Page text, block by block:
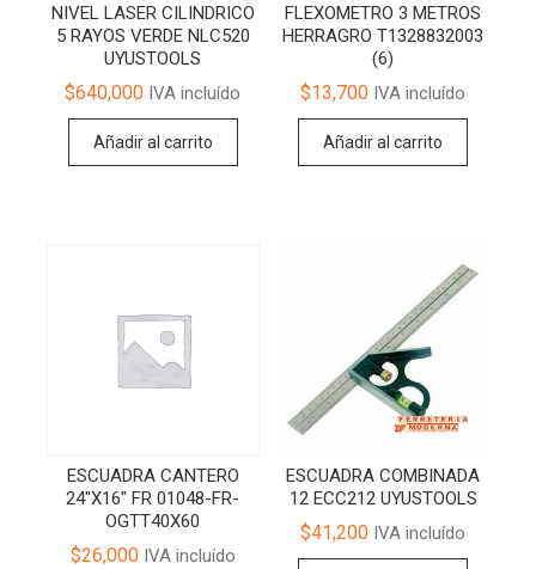
NIVEL LASER CILINDRICO
5 RAYOS VERDE NLC520
UYUSTOOLS
$640,000 IVA incluído
Añadir al carrito
FLEXOMETRO 3 METROS
HERRAGRO T1328832003
(6)
$13,700 IVA incluído
Añadir al carrito
ESCUADRA CANTERO
24″X16″ FR 01048-FR-
OGTT40X60
$26,000IVA incluído
ESCUADRA COMBINADA
12 ECC212 UYUSTOOLS
$41,200 IVA incluído